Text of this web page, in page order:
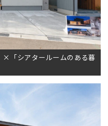
×「シアタールームのある暮